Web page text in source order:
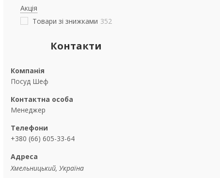
Акція
Товари зі знижками 352
Контакти
Посуд Шеф
Менеджер
+380 (66) 605-33-64
Хмельницький, Україна